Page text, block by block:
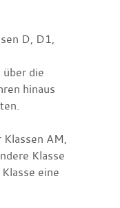
D, D1,
die
ren hinaus
AM,
Klasse
eine